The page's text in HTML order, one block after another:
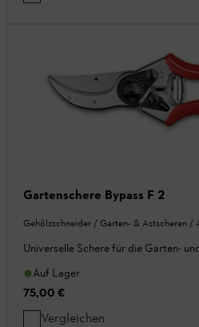
Gartenschere Bypass F 2
Gehölzschneider / Garten- & Astscheren /
Universelle Schere für die Garten-
Auf Lager
75,00 €
Vergleichen